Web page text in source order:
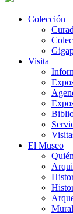
Colección
Visita
El Museo